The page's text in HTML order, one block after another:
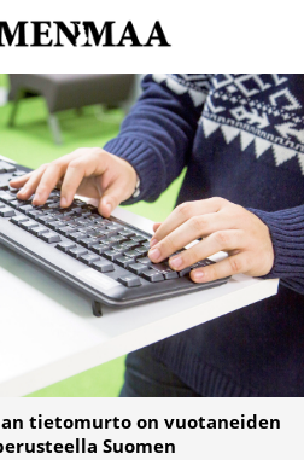
tietomurto on vuotaneiden
Suomen